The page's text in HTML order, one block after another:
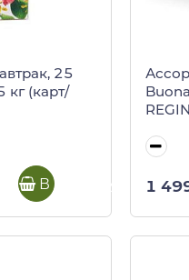
25
кг (карт/
В корзину 1